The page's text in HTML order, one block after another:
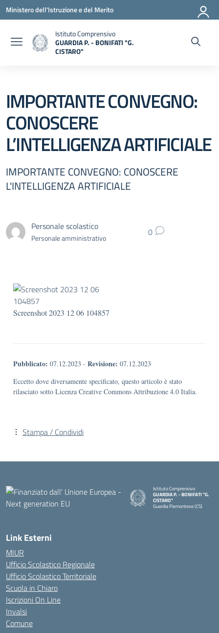
Vai ai contenuti
Vai al menu di navigazione
Vai al footer
Ministero dell'Istruzione e del Merito
Istituto Comprensivo
GUARDIA P. - BONIFATI "G.
CISTARO"
IMPORTANTE CONVEGNO:
CONOSCERE
L’INTELLIGENZA ARTIFICIALE
IMPORTANTE CONVEGNO: CONOSCERE
L'INTELLIGENZA ARTIFICIALE
Personale scolastico
Personale amministrativo 0
Screenshot 2023 12 06 104857
Pubblicato: 07.12.2023 - Revisione: 07.12.2023
Eccetto dove diversamente specificato, questo articolo è stato
rilasciato sotto Licenza Creative Commons Attribuzione 4.0 Italia.
Stampa / Condividi
Istituto Comprensivo
GUARDIA P. - BONIFATI "G.
CISTARO"
Guardia Piemontese (CS)
Link Esterni
MIUR
Ufficio Scolastico Regionale
Ufficio Scolastico Territoriale
Scuola in Chiaro
Iscrizioni On Line
Invalsi
Comune